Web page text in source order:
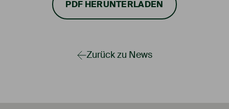
PDF HERUNTERLADEN
Zurück zu News